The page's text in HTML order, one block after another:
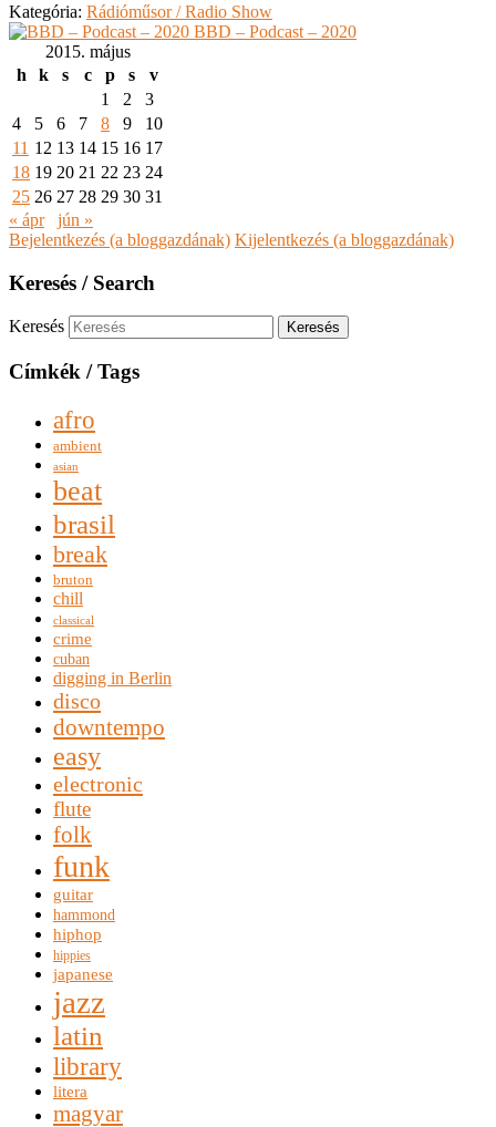
Kategória: Rádióműsor / Radio Show
BBD – Podcast – 2020
2015. május
h
k s c p s
v
1
2
3
4
5 6 7 8 9
10
11 12 13 14 15 16 17
18 19 20 21 22 23 24
25 26 27 28 29 30 31
« ápr
jún »
Bejelentkezés (a bloggazdának) Kijelentkezés (a bloggazdának)
Keresés / Search
Keresés
Címkék / Tags
afro
ambient
asian
beat
brasil
break
bruton
chill
classical
crime
cuban
digging in Berlin
disco
downtempo
easy
electronic
flute
folk
funk
guitar
hammond
hiphop
hippies
japanese
jazz
latin
library
litera
magyar